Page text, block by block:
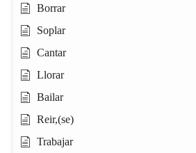
Borrar
Soplar
Cantar
Llorar
Bailar
Reir,(se)
Trabajar